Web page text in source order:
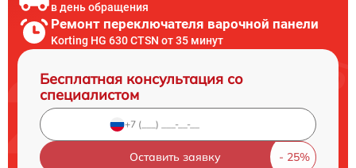
в день обращения
Ремонт переключателя варочной панели
Korting HG 630 CTSN от 35 минут
Бесплатная консультация со
специалистом
Оставить заявку